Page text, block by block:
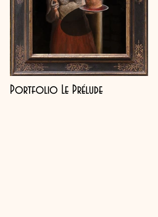
Portfolio Le Prélude